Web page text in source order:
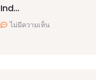
Ind…
ไม่มีความเห็น